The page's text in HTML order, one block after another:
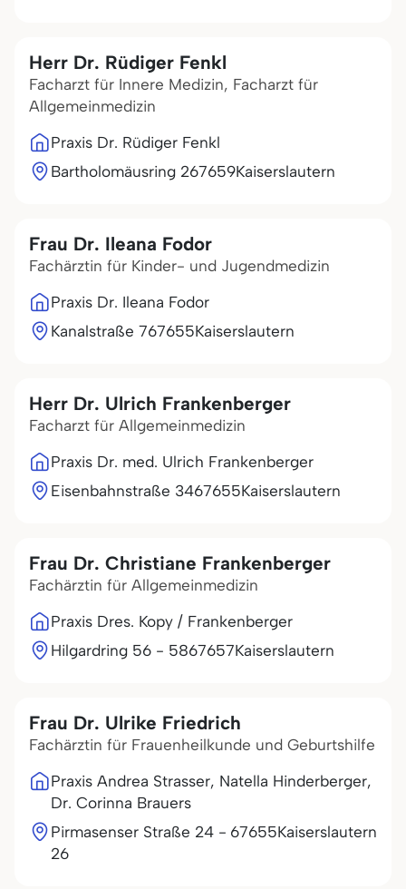
Herr Dr. Rüdiger Fenkl
Facharzt für Innere Medizin, Facharzt für
Allgemeinmedizin
Praxis Dr. Rüdiger Fenkl
Bartholomäusring 267659Kaiserslautern
Frau Dr. Ileana Fodor
Fachärztin für Kinder- und Jugendmedizin
Praxis Dr. Ileana Fodor
Kanalstraße 767655Kaiserslautern
Herr Dr. Ulrich Frankenberger
Facharzt für Allgemeinmedizin
Praxis Dr. med. Ulrich Frankenberger
Eisenbahnstraße 3467655Kaiserslautern
Frau Dr. Christiane Frankenberger
Fachärztin für Allgemeinmedizin
Praxis Dres. Kopy / Frankenberger
Hilgardring 56 - 5867657Kaiserslautern
Frau Dr. Ulrike Friedrich
Fachärztin für Frauenheilkunde und Geburtshilfe
Praxis Andrea Strasser, Natella Hinderberger,
Dr. Corinna Brauers
Pirmasenser Straße 24 -
26
67655Kaiserslautern